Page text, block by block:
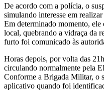
De acordo com a polícia, o
simulando interesse em
Em determinado momento,
local, quebrando a vidraça da
furto foi comunicado às
Horas depois, por volta das
circulando normalmente pela
Conforme a Brigada Militar, o
aplicativo quando foi